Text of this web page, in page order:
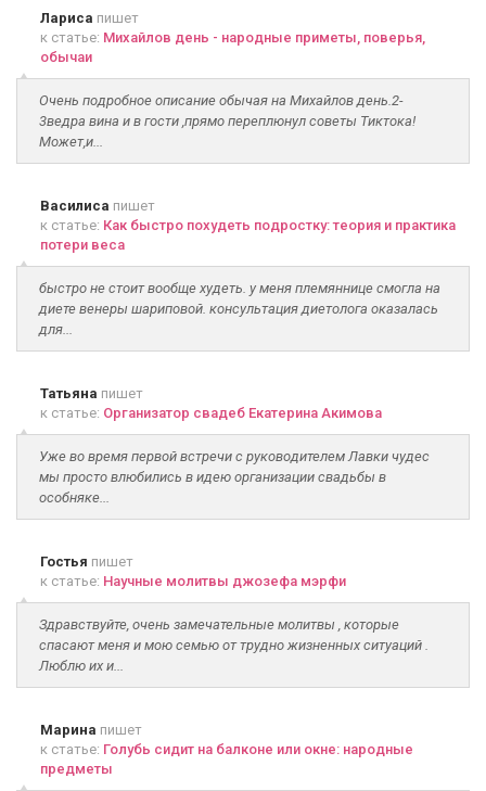
Лариса пишет
к статье: Михайлов день - народные приметы, поверья,
обычаи
Очень подробное описание обычая на Михайлов день.2-
3ведра вина и в гости ,прямо переплюнул советы Тиктока!
Может,и...
Василиса пишет
к статье: Как быстро похудеть подростку: теория и практика
потери веса
быстро не стоит вообще худеть. у меня племяннице смогла на
диете венеры шариповой. консультация диетолога оказалась
для...
Татьяна пишет
к статье: Организатор свадеб Екатерина Акимова
Уже во время первой встречи с руководителем Лавки чудес
мы просто влюбились в идею организации свадьбы в
особняке...
Гостья пишет
к статье: Научные молитвы джозефа мэрфи
Здравствуйте, очень замечательные молитвы , которые
спасают меня и мою семью от трудно жизненных ситуаций .
Люблю их и...
Марина пишет
к статье: Голубь сидит на балконе или окне: народные
предметы